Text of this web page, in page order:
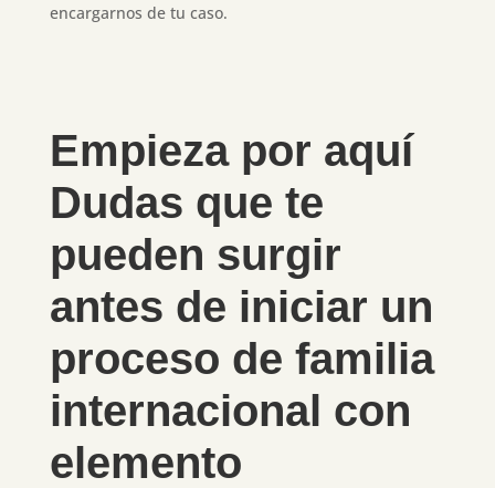
encargarnos de tu caso.
Empieza por aquí
Dudas que te
pueden surgir
antes de iniciar un
proceso de familia
internacional con
elemento